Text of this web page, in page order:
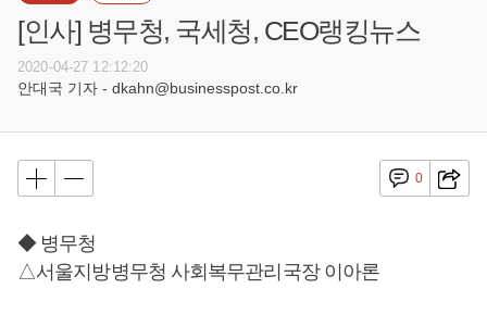
[인사] 병무청, 국세청, CEO랭킹뉴스
2020-04-27 12:12:20
안대국 기자 - dkahn@businesspost.co.kr
0
◆ 병무청
△서울지방병무청 사회복무관리국장 이아론